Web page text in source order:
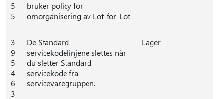
5
5
bruker policy for
omorganisering av Lot-for-Lot.
3
9
5
4
6
3
De Standard
servicekodelinjene slettes når
du sletter Standard
servicekode fra
servicevaregruppen.
Lager